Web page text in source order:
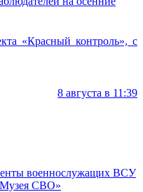
«Красный контроль», с
8 августа в 11:39
военнослужащих ВСУ
СВО»